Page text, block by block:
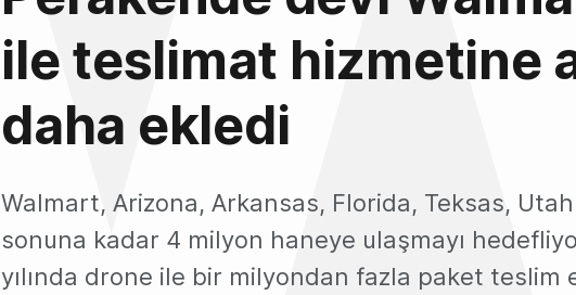
ile teslimat hizmetine
daha ekledi
Walmart, Arizona, Arkansas, Florida, Teksas,
sonuna kadar 4 milyon haneye ulaşmayı
yılında drone ile bir milyondan fazla paket teslim